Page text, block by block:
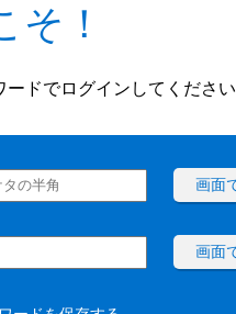
！
ドでログインしてくださ
画面
画面